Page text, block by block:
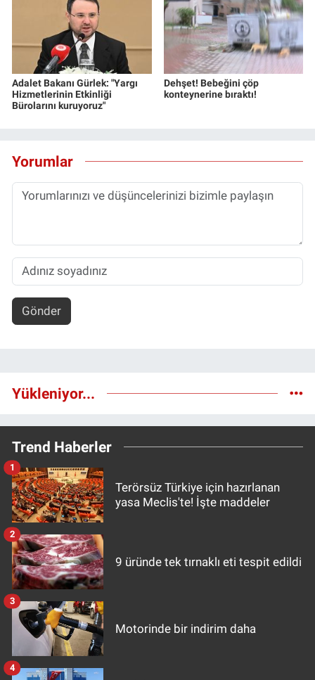
Adalet Bakanı Gürlek: "Yargı
Hizmetlerinin Etkinliği
Bürolarını kuruyoruz"
Dehşet! Bebeğini çöp
konteynerine bıraktı!
Yorumlar
Gönder
Yükleniyor...
Trend Haberler
Terörsüz Türkiye için hazırlanan
yasa Meclis'te! İşte maddeler
1
9 üründe tek tırnaklı eti tespit edildi
2
Motorinde bir indirim daha
3
4